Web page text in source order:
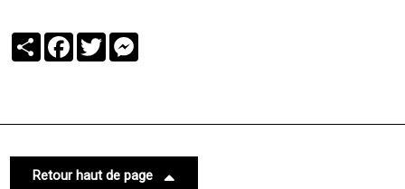
PartagerFacebook
Twitter
Retour haut de page